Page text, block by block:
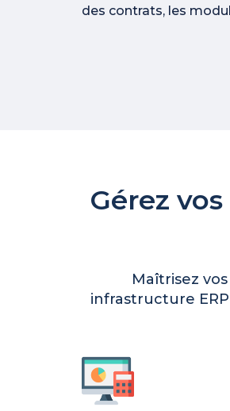
des contrats, les
Gérez
Maîtrisez
infrastructure